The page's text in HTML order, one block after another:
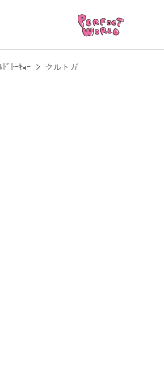
ﾄﾞﾄｰｷｮｰ クルトガ